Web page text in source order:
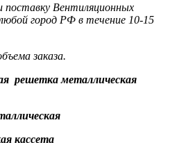
поставку Вентиляционных
город РФ в течение 10-15
заказа.
решетка металлическая
кассета